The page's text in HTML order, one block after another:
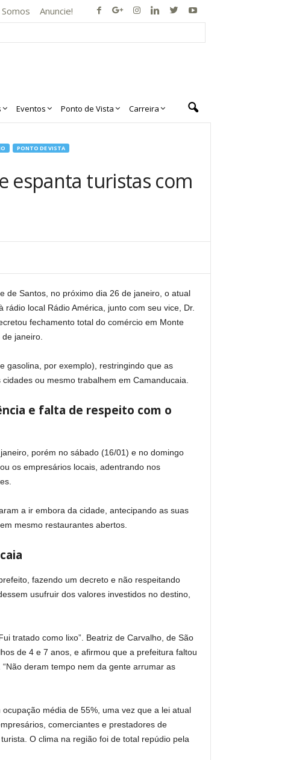
Anuncie!
Eventos Ponto de Vista Carreira
PONTO DE VISTA
espanta turistas com
de Santos, no próximo dia 26 de janeiro, o atual
local Rádio América, junto com seu vice, Dr.
fechamento total do comércio em Monte
janeiro.
gasolina, por exemplo), restringindo que as
ou mesmo trabalhem em Camanducaia.
e falta de respeito com o
porém no sábado (16/01) e no domingo
os empresários locais, adentrando nos
a ir embora da cidade, antecipando as suas
mesmo restaurantes abertos.
fazendo um decreto e não respeitando
usufruir dos valores investidos no destino,
tratado como lixo”. Beatriz de Carvalho, de São
de 4 e 7 anos, e afirmou que a prefeitura faltou
deram tempo nem da gente arrumar as
média de 55%, uma vez que a lei atual
comerciantes e prestadores de
O clima na região foi de total repúdio pela